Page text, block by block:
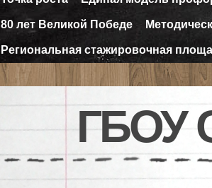
80 лет Великой Победе
Региональная стажировочная
ГБОУ